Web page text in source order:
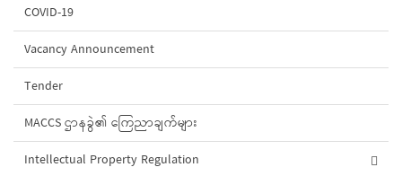
COVID-19
Vacancy Announcement
Tender
MACCS ဌာနခွဲ၏ ကြေညာချက်များ
Intellectual Property Regulation